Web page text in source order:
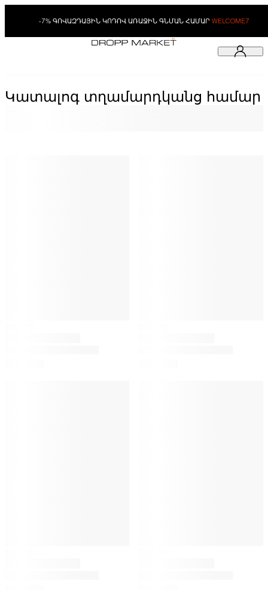
-7% ԳՈՎԱԶԴԱՅԻՆ ԿՈԴՈՎ ԱՌԱՋԻՆ ԳՆՄԱՆ ՀԱՄԱՐ WELCOME7
Կատալոգ տղամարդկանց համար